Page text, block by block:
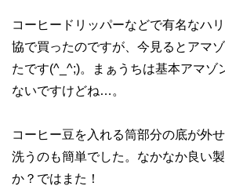
コーヒードリッパーなどで有名なハ
協で買ったのですが、今見るとアマ
たです(^_^;)。まぁうちは基本アマゾ
ないですけどね…。
コーヒー豆を入れる筒部分の底が外
洗うのも簡単でした。なかなか良い
か？ではまた！